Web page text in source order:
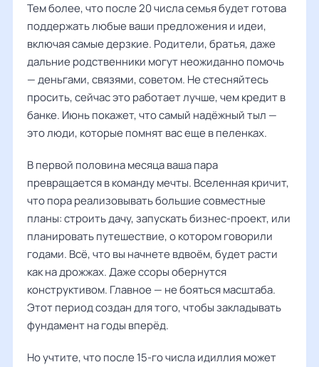
Тем более, что после 20 числа семья будет готова
поддержать любые ваши предложения и идеи,
включая самые дерзкие. Родители, братья, даже
дальние родственники могут неожиданно помочь
— деньгами, связями, советом. Не стесняйтесь
просить, сейчас это работает лучше, чем кредит в
банке. Июнь покажет, что самый надёжный тыл —
это люди, которые помнят вас еще в пеленках.
В первой половина месяца ваша пара
превращается в команду мечты. Вселенная кричит,
что пора реализовывать большие совместные
планы: строить дачу, запускать бизнес-проект, или
планировать путешествие, о котором говорили
годами. Всё, что вы начнете вдвоём, будет расти
как на дрожжах. Даже ссоры обернутся
конструктивом. Главное — не бояться масштаба.
Этот период создан для того, чтобы закладывать
фундамент на годы вперёд.
Но учтите, что после 15-го числа идиллия может